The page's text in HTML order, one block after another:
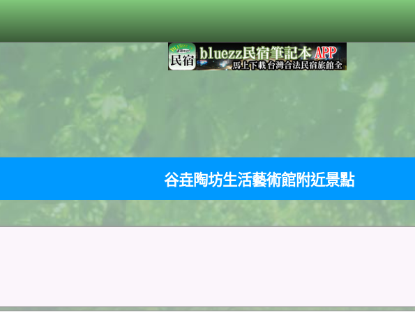
谷垚陶坊生活藝術館附近景點